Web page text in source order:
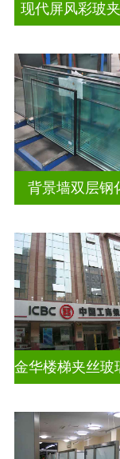
现代屏风彩玻
背景墙双层钢